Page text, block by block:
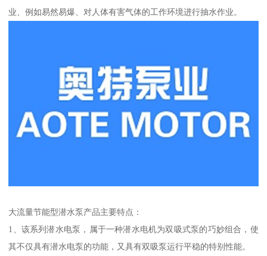
业、例如易然易爆、对人体有害气体的工作环境进行抽水作业。
大流量节能型潜水泵产品主要特点：
1、该系列潜水电泵，属于一种潜水电机为双吸式泵的巧妙组合，使
其不仅具有潜水电泵的功能，又具有双吸泵运行平稳的特别性能。